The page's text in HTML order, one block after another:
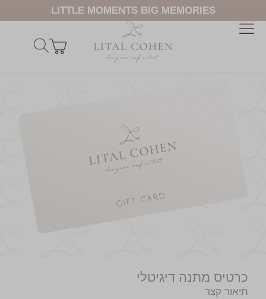
LITTLE MOMENTS BIG MEMORIES
כרטיס מתנה דיגיטלי
תיאור קצר